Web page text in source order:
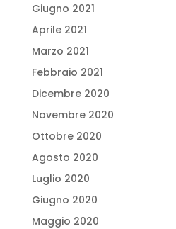
Giugno 2021
Aprile 2021
Marzo 2021
Febbraio 2021
Dicembre 2020
Novembre 2020
Ottobre 2020
Agosto 2020
Luglio 2020
Giugno 2020
Maggio 2020